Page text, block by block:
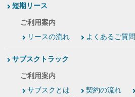
短期リース
ご利用案内
リースの流れ
よくあるご質問
サブスクトラック
ご利用案内
サブスクとは
契約の流れ